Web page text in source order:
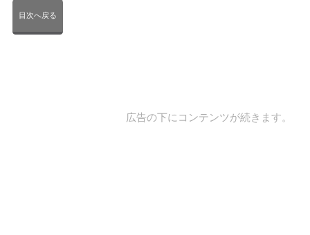
目次へ戻る
広告の下にコンテンツが続きます。